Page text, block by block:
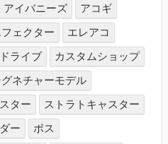
アイバニーズ
アコギ
ェクター
エレアコ
ライブ
カスタムショップ
ネチャーモデル
ター
ストラトキャスター
ー
ボス